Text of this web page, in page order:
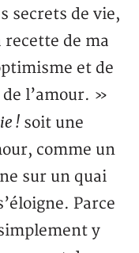
secrets de vie,
recette de ma
et de
l’amour. »
! soit une
comme un
sur un quai
Parce
y